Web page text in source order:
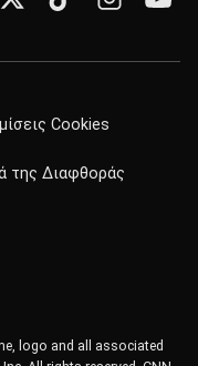
Cookies
της Διαφθοράς
logo and all associated